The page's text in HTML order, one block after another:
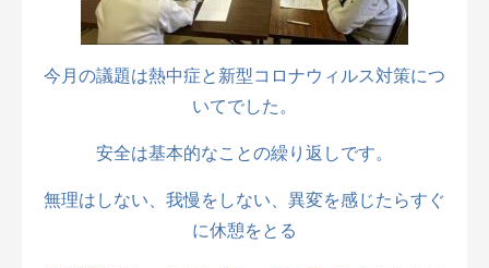
今月の議題は熱中症と新型コロナウィルス対策につ
いてでした。
安全は基本的なことの繰り返しです。
無理はしない、我慢をしない、異変を感じたらすぐ
に休憩をとる